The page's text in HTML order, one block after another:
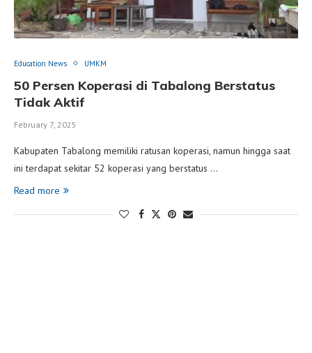
Education News UMKM
50 Persen Koperasi di Tabalong Berstatus
Tidak Aktif
February 7, 2025
Kabupaten Tabalong memiliki ratusan koperasi, namun hingga saat
ini terdapat sekitar 52 koperasi yang berstatus …
Read more